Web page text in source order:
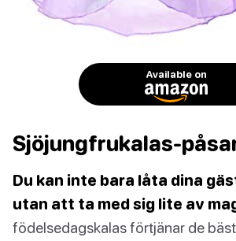
Available on
Sjöjungfrukalas-
Du kan inte bara låta dina
utan att ta med sig lite av
födelsedagskalas förtjänar de